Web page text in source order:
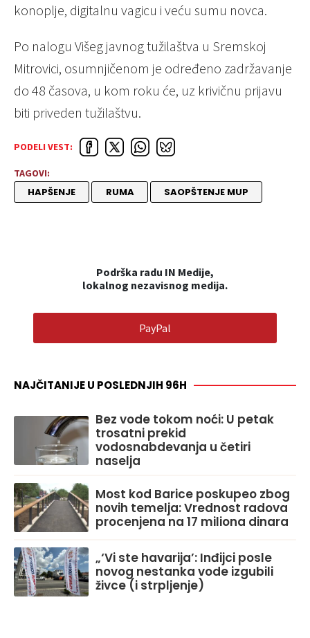
konoplje, digitalnu vagicu i veću sumu novca.
Po nalogu Višeg javnog tužilaštva u Sremskoj
Mitrovici, osumnjičenom je određeno zadržavanje
do 48 časova, u kom roku će, uz krivičnu prijavu
biti priveden tužilaštvu.
PODELI VEST:
TAGOVI:
HAPŠENJE RUMA SAOPŠTENJE MUP
Podrška radu IN Medije,
lokalnog nezavisnog medija.
PayPal
NAJČITANIJE U POSLEDNJIH 96H
Bez vode tokom noći: U petak
trosatni prekid
vodosnabdevanja u četiri
naselja
Most kod Barice poskupeo zbog
novih temelja: Vrednost radova
procenjena na 17 miliona dinara
„‘Vi ste havarija’: Inđijci posle
novog nestanka vode izgubili
živce (i strpljenje)